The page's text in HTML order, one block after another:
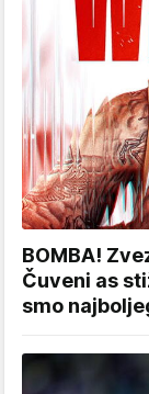
BOMBA!
Čuveni as
smo